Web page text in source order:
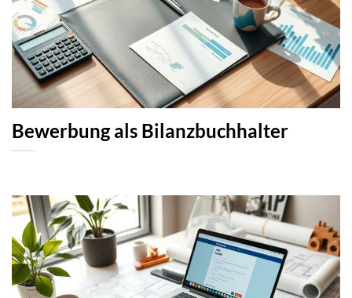
Bewerbung als Bilanzbuchhalter